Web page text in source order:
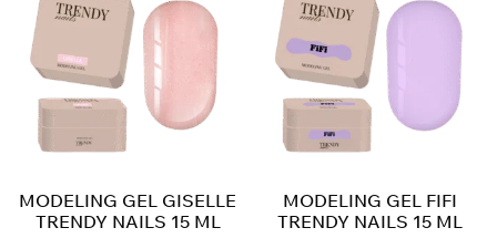
MODELING GEL GISELLE
TRENDY NAILS 15 ML
MODELING GEL FIFI
TRENDY NAILS 15 ML